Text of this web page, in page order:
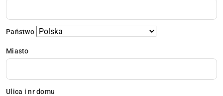
Państwo
Miasto
Ulica i nr domu